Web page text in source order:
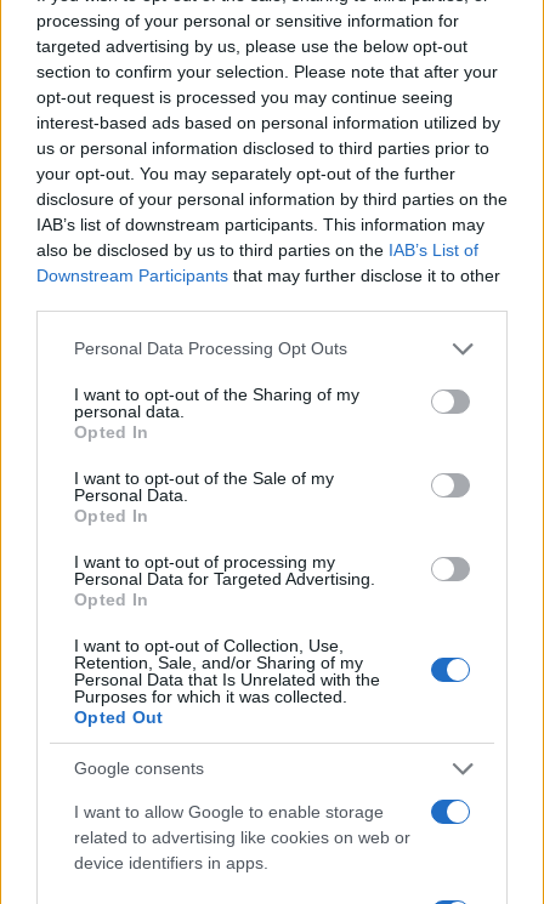
processing of your personal or sensitive information for
targeted advertising by us, please use the below opt-out
section to confirm your selection. Please note that after your
opt-out request is processed you may continue seeing
interest-based ads based on personal information utilized by
us or personal information disclosed to third parties prior to
your opt-out. You may separately opt-out of the further
disclosure of your personal information by third parties on the
IAB’s list of downstream participants. This information may
also be disclosed by us to third parties on the IAB’s List of
Downstream Participants that may further disclose it to other
Please note that this website/app uses one or more Google
not limited to your visit or usage behaviour. You may click to
grant or deny consent to Google and its third-party tags to
use your data for below specified purposes in below Google
consent section.
Personal Data Processing Opt Outs
I want to opt-out of the Sharing of my
personal data.
Opted In
I want to opt-out of the Sale of my
Personal Data.
Opted In
I want to opt-out of processing my
Personal Data for Targeted Advertising.
Opted In
I want to opt-out of Collection, Use,
Retention, Sale, and/or Sharing of my
Personal Data that Is Unrelated with the
Purposes for which it was collected.
Opted Out
Google consents
I want to allow Google to enable storage
related to advertising like cookies on web or
device identifiers in apps.
και μέσα από τους υπονόμους της πόλης.
Ακόμα δεν έχει υπολογιστεί το ακριβές ποσό
που πήραν φεύγοντας.
ΔΙΑΦΗΜΙΣΗ
ταυτοποίηση» λέει ο
δικηγόρος της 46χρονης –
Η ξανθιά κοτσίδα και η
Το 5ο πακέτο βίντεο
φωτογραφιών με UFO
το Πεντάγωνο - Το